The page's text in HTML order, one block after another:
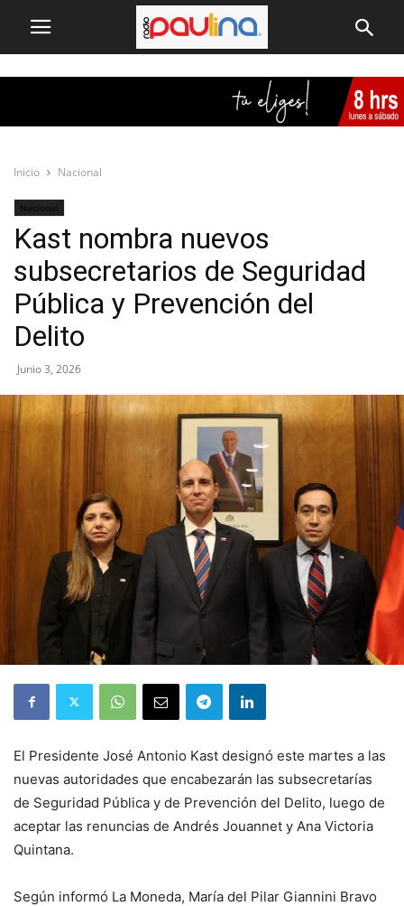
Inicio Nacional
Nacional
Kast nombra nuevos
subsecretarios de Seguridad
Pública y Prevención del
Delito
Junio 3, 2026
El Presidente José Antonio Kast designó este martes a las
nuevas autoridades que encabezarán las subsecretarías
de Seguridad Pública y de Prevención del Delito, luego de
aceptar las renuncias de Andrés Jouannet y Ana Victoria
Quintana.
Según informó La Moneda, María del Pilar Giannini Bravo